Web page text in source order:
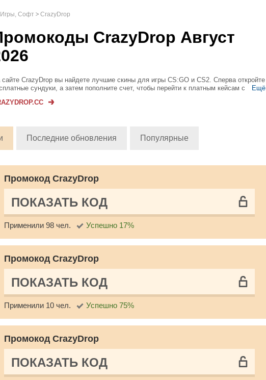
Игры, Софт CrazyDrop
CrazyDrop Август
сайте CrazyDrop вы найдете лучшие скины для игры CS:GO и CS2. Сперва откройте
сундуки, а затем пополните счет, чтобы перейти к платным кейсам с
хороший...
Ещё
Последние обновления Популярные
Промокод CrazyDrop
ПОКАЗАТЬ КОД
Применили 98 чел. Успешно 17%
Промокод CrazyDrop
ПОКАЗАТЬ КОД
Применили 10 чел. Успешно 75%
Промокод CrazyDrop
ПОКАЗАТЬ КОД